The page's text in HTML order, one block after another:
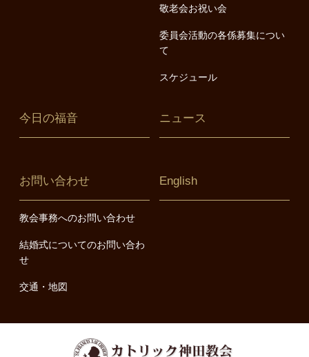
敬老会お祝い会
委員会活動の各係募集につい
て
スケジュール
今日の福音 ニュース
お問い合わせ
教会事務へのお問い合わせ
結婚式についてのお問い合わ
せ
交通・地図
English